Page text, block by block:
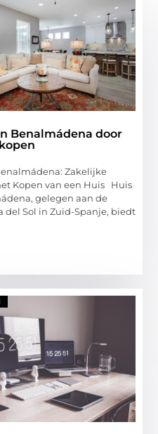
Benalmádena door
Zakelijke
Kopen van een Huis Huis
gelegen aan de
del Sol in Zuid-Spanje, biedt